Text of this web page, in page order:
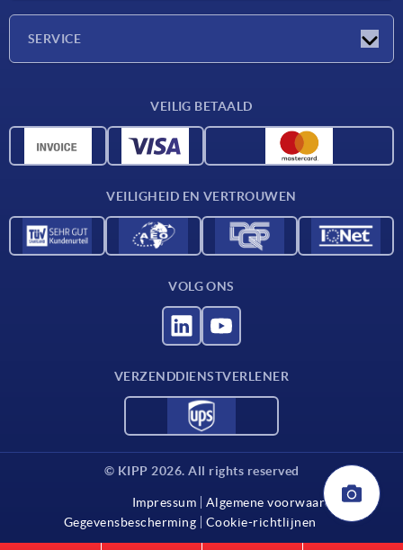
SERVICE
CAD-gegevens
VEILIG BETAALD
VEILIGHEID EN VERTROUWEN
VOLG ONS
VERZENDDIENSTVERLENER
© KIPP 2026. All rights reserved
Impressum
Algemene voorwaarden
Gegevensbescherming
Cookie-richtlijnen